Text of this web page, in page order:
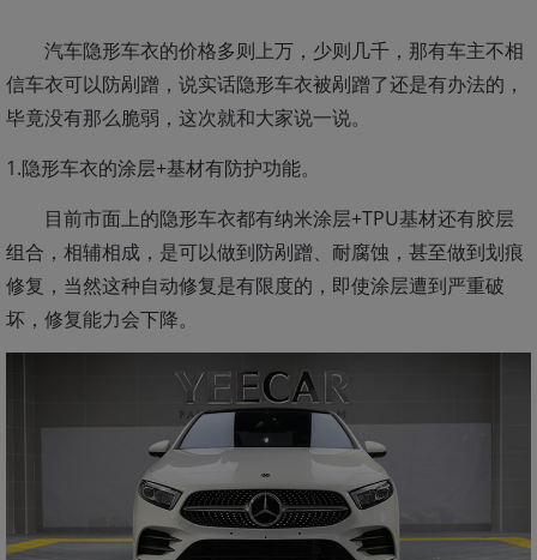
汽车隐形车衣的价格多则上万，少则几千，那有车主不相
信车衣可以防剐蹭，说实话隐形车衣被剐蹭了还是有办法的，
毕竟没有那么脆弱，这次就和大家说一说。
1.隐形车衣的涂层+基材有防护功能。
目前市面上的隐形车衣都有纳米涂层+TPU基材还有胶层
组合，相辅相成，是可以做到防剐蹭、耐腐蚀，甚至做到划痕
修复，当然这种自动修复是有限度的，即使涂层遭到严重破
坏，修复能力会下降。